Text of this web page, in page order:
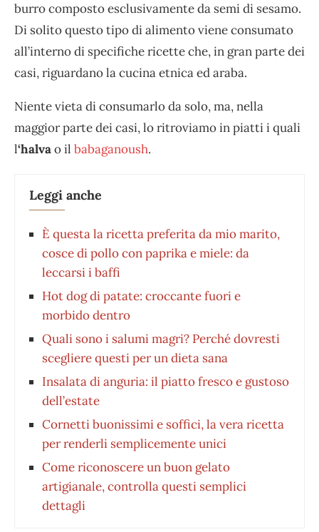
burro composto esclusivamente da semi di sesamo.
Di solito questo tipo di alimento viene consumato
all’interno di specifiche ricette che, in gran parte dei
casi, riguardano la cucina etnica ed araba.
Niente vieta di consumarlo da solo, ma, nella
maggior parte dei casi, lo ritroviamo in piatti i quali
l‘halvao il babaganoush.
Leggi anche
È questa la ricetta preferita da mio marito,
cosce di pollo con paprika e miele: da
leccarsi i baffi
Hot dog di patate: croccante fuori e
morbido dentro
Quali sono i salumi magri? Perché dovresti
scegliere questi per un dieta sana
Insalata di anguria: il piatto fresco e gustoso
dell’estate
Cornetti buonissimi e soffici, la vera ricetta
per renderli semplicemente unici
Come riconoscere un buon gelato
artigianale, controlla questi semplici
dettagli